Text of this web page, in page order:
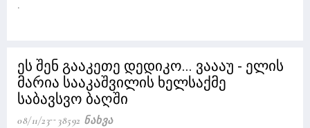
.
ეს შენ გააკეთე დედიკო... ვაააუ - ელის
მარია სააკაშვილის ხელსაქმე
საბავსვო ბაღში
08/11/23 38592 Ნახვა